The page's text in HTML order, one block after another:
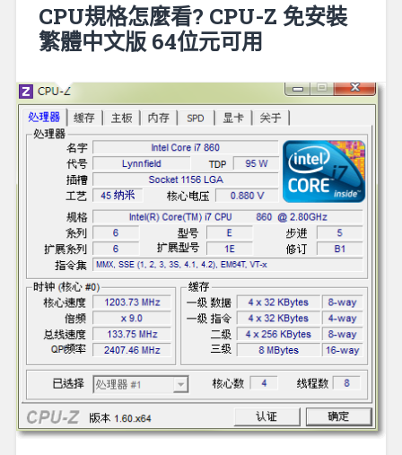
CPU規格怎麼看? CPU-Z 免安裝
繁體中文版 64位元可用